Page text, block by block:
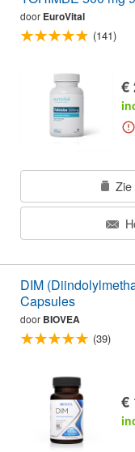
door EuroVital
(141)
€
Zie
DIM
Capsules
door BIOVEA
(39)
€